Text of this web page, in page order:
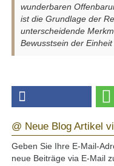
wunderbaren
ist die Grundlage der
unterscheidende
Bewusstsein der
@ Neue Blog Artikel
Geben Sie Ihre E-Mail-
neue Beiträge via E-Mail